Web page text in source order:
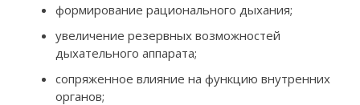
формирование рационального дыхания;
увеличение резервных возможностей
дыхательного аппарата;
сопряженное влияние на функцию внутренних
органов;